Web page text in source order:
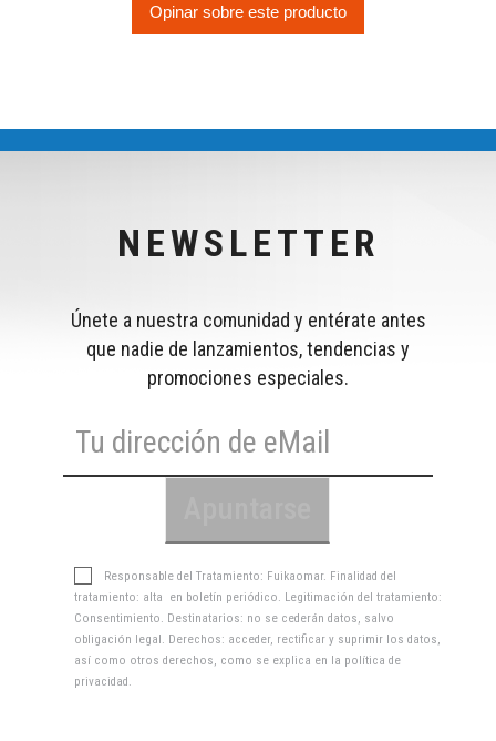
Opinar sobre este producto
NEWSLETTER
Únete a nuestra comunidad y entérate antes
que nadie de lanzamientos, tendencias y
promociones especiales.
Responsable del Tratamiento: Fuikaomar. Finalidad del
tratamiento: alta en boletín periódico. Legitimación del tratamiento:
Consentimiento. Destinatarios: no se cederán datos, salvo
obligación legal. Derechos: acceder, rectificar y suprimir los datos,
así como otros derechos, como se explica en la política de
privacidad